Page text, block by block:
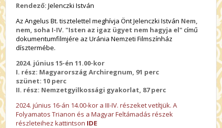
Rendező: Jelenczki István
Az Angelus Bt. tisztelettel meghívja Önt Jelenczki István Nem,
nem, soha I-IV. "Isten az igaz ügyet nem hagyja el"című
dokumentumfilmjére az Uránia Nemzeti Filmszínház
dísztermébe.
2024. június 15-én 11.00-kor
I. rész: Magyarország Archiregnum, 91 perc
szünet: 10 perc
II. rész: Nemzetgyilkossági gyakorlat, 87 perc
2024. június 16-án 14.00-kor a III-IV. részeket vetítjük. A
Folyamatos Trianon és a Magyar Feltámadás részek
részleteihez kattintson IDE